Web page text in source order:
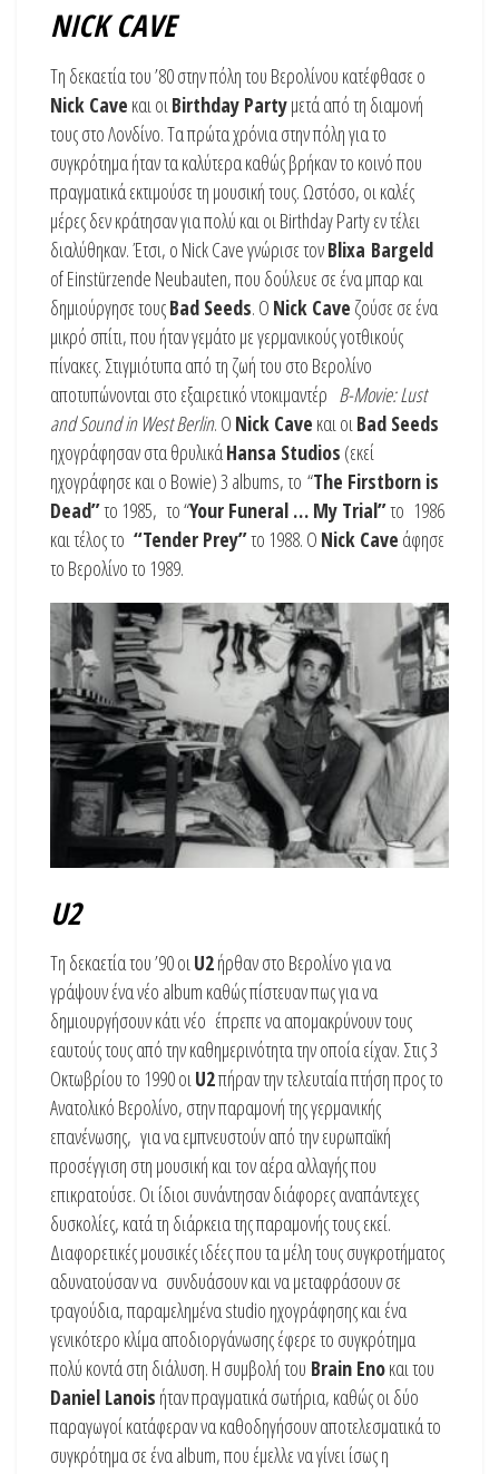
NICK CAVE
Τη δεκαετία του ’80 στην πόλη του Βερολίνου κατέφθασε ο
Nick Cave και οι Birthday Partyμετά από τη διαμονή
τους στο Λονδίνο. Τα πρώτα χρόνια στην πόλη για το
συγκρότημα ήταν τα καλύτερα καθώς βρήκαν το κοινό που
πραγματικά εκτιμούσε τη μουσική τους. Ωστόσο, οι καλές
μέρες δεν κράτησαν για πολύ και οι Birthday Party εν τέλει
διαλύθηκαν. Έτσι, ο Nick Cave γνώρισε τονBlixa Bargeld
of Einstürzende Neubauten, που δούλευε σε ένα μπαρ και
δημιούργησε τουςBad Seeds. O Nick Cave ζούσε σε ένα
μικρό σπίτι, που ήταν γεμάτο με γερμανικούς γοτθικούς
πίνακες. Στιγμιότυπα από τη ζωή του στο Βερολίνο
αποτυπώνονται στο εξαιρετικό ντοκιμαντέρ B-Movie: Lust
and Sound in West Berlin. Ο Nick Cave και οι Bad Seeds
ηχογράφησαν στα θρυλικάHansa Studios (εκεί
ηχογράφησε και ο Bowie) 3 albums, το “The Firstborn is
Dead”το 1985, το “Your Funeral … My Trial”το 1986
και τέλος το “Tender Prey”το 1988. O Nick Cave άφησε
το Βερολίνο το 1989.
U2
Τη δεκαετία του ’90 οιU2ήρθαν στο Βερολίνο για να
γράψουν ένα νέο album καθώς πίστευαν πως για να
δημιουργήσουν κάτι νέο έπρεπε να απομακρύνουν τους
εαυτούς τους από την καθημερινότητα την οποία είχαν. Στις 3
Οκτωβρίου το 1990 οιU2πήραν την τελευταία πτήση προς το
Ανατολικό Βερολίνο, στην παραμονή της γερμανικής
επανένωσης, για να εμπνευστούν από την ευρωπαϊκή
προσέγγιση στη μουσική και τον αέρα αλλαγής που
επικρατούσε. Οι ίδιοι συνάντησαν διάφορες αναπάντεχες
δυσκολίες, κατά τη διάρκεια της παραμονής τους εκεί.
Διαφορετικές μουσικές ιδέες που τα μέλη τους συγκροτήματος
αδυνατούσαν να συνδυάσουν και να μεταφράσουν σε
τραγούδια, παραμελημένα studio ηχογράφησης και ένα
γενικότερο κλίμα αποδιοργάνωσης έφερε το συγκρότημα
πολύ κοντά στη διάλυση. Η συμβολή του Brain Enoκαι του
Daniel Lanois ήταν πραγματικά σωτήρια, καθώς οι δύο
παραγωγοί κατάφεραν να καθοδηγήσουν αποτελεσματικά το
συγκρότημα σε ένα album, που έμελλε να γίνει ίσως η